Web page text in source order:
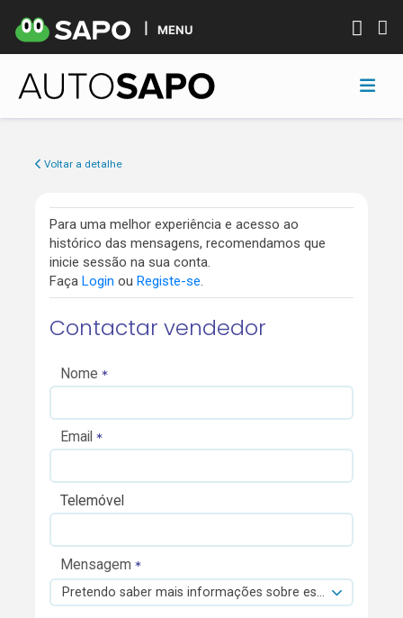
MENU
Voltar a detalhe
Para uma melhor experiência e acesso ao
histórico das mensagens, recomendamos que
inicie sessão na sua conta.
Faça Login ou Registe-se.
Contactar vendedor
Nome
Email
Telemóvel
Mensagem
Pretendo saber mais informações sobre esta viatura.